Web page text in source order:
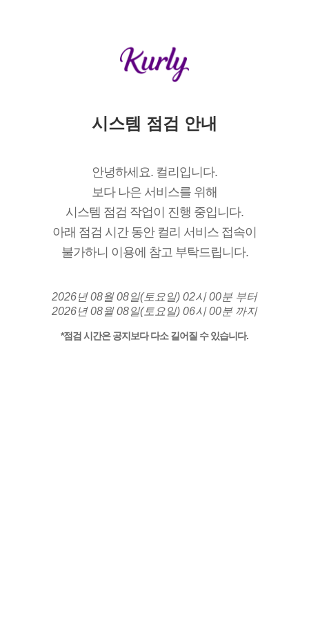
시스템 점검 안내
안녕하세요. 컬리입니다.
보다 나은 서비스를 위해
시스템 점검 작업이 진행 중입니다.
아래 점검 시간 동안 컬리 서비스 접속이
불가하니 이용에 참고 부탁드립니다.
2026년 08월 08일(토요일) 02시 00분 부터
2026년 08월 08일(토요일) 06시 00분 까지
*점검 시간은 공지보다 다소 길어질 수 있습니다.